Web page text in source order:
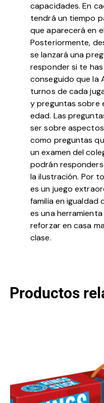
capacidades. En
tendrá un tiempo
que aparecerá en
Posteriormente,
se lanzará una
responder si te
conseguido que la
turnos de cada
y preguntas sobre
edad. Las
ser sobre
como preguntas
un examen del
podrán
la ilustración. Por
es un juego
familia en igualdad
es una
reforzar en casa
clase.
Productos